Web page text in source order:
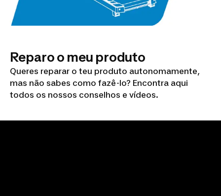
Reparo o meu produto
Queres reparar o teu produto autonomamente,
mas não sabes como fazê-lo? Encontra aqui
todos os nossos conselhos e vídeos.